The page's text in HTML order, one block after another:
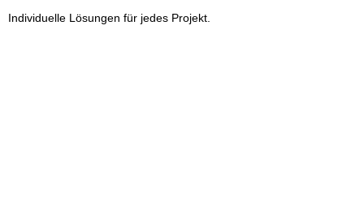
Individuelle Lösungen für jedes Projekt.